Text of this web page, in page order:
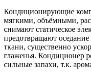
Кондиционирующие
мягкими, объёмными,
снимают статическое
предотвращают
ткани, существенно
глаженья. Кондиционер
сильные запахи, т.к.